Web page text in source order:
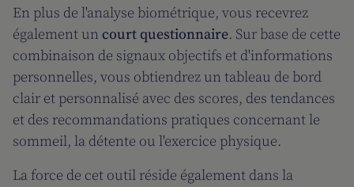
En plus de l'analyse biométrique, vous recevrez
également un court questionnaire. Sur base de cette
combinaison de signaux objectifs et d'informations
personnelles, vous obtiendrez un tableau de bord
clair et personnalisé avec des scores, des tendances
et des recommandations pratiques concernant le
sommeil, la détente ou l'exercice physique.
La force de cet outil réside également dans la